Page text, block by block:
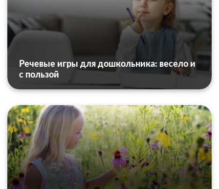
Речевые игры для дошкольника: весело и
с пользой